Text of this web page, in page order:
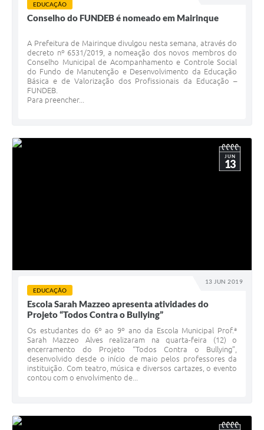
EDUCAÇÃO
Conselho do FUNDEB é nomeado em Mairinque
A Prefeitura de Mairinque divulgou nesta semana, através do
decreto nº 6531/2019, a nomeação dos novos membros do
Conselho Municipal de Acompanhamento e Controle Social
do Fundo de Manutenção e Desenvolvimento da Educação
Básica e de Valorização dos Profissionais da Educação –
FUNDEB.
Para preencher...
13 JUN 2019
JUN
13
EDUCAÇÃO
Escola Sarah Mazzeo apresenta atividades do
Projeto “Todos Contra o Bullying”
Os estudantes do 6º ao 9º ano da Escola Municipal Prof.ª
Sarah Mazzeo Alves realizaram na quarta-feira (12) o
encerramento do Projeto “Todos Contra o Bullying”,
desenvolvido desde o início de maio pelos professores da
instituição. Com teatro, música e diversos cartazes, o evento
contou com o envolvimento de...